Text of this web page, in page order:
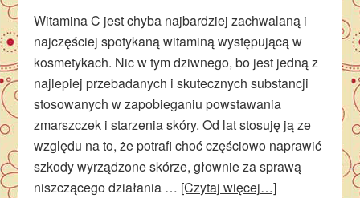
Witamina C jest chyba najbardziej zachwalaną i
najczęściej spotykaną witaminą występującą w
kosmetykach. Nic w tym dziwnego, bo jest jedną z
najlepiej przebadanych i skutecznych substancji
stosowanych w zapobieganiu powstawania
zmarszczek i starzenia skóry. Od lat stosuję ją ze
względu na to, że potrafi choć częściowo naprawić
szkody wyrządzone skórze, głownie za sprawą
niszczącego działania … [Czytaj więcej…]